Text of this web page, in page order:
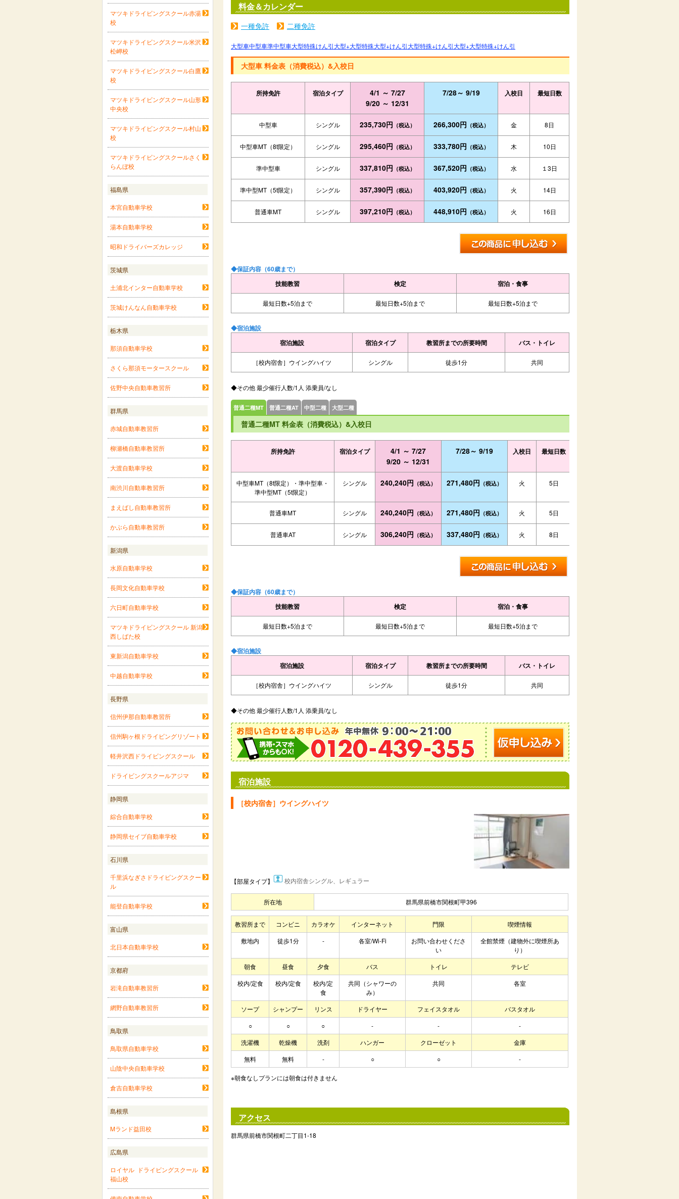
料金＆カレンダー
一種免許 二種免許
大型車中型車準中型車大型特殊けん引大型+大型特殊大型+けん引大型特殊+けん引大型+大型特殊+けん引
大型車 料金表（消費税込）&入校日
所持免許 宿泊タイプ
4/1 ～ 7/27
9/20 ～ 12/31
7/28～ 9/19 入校日 最短日数
中型車 シングル 235,730円 （税込） 266,300円 （税込） 金 8日
中型車MT（8t限定） シングル 295,460円 （税込） 333,780円 （税込） 木 10日
準中型車 シングル 337,810円 （税込） 367,520円 （税込） 水 １3日
準中型MT（5t限定） シングル 357,390円 （税込） 403,920円 （税込） 火 14日
普通車MT シングル 397,210円 （税込） 448,910円 （税込） 火 16日
◆保証内容（60歳まで）
技能教習
検定 宿泊・食事
最短日数+5泊まで 最短日数+5泊まで 最短日数+5泊まで
◆宿泊施設
宿泊施設
宿泊タイプ 教習所までの所要時間 バス・トイレ
［校内宿舎］ウイングハイツ シングル 徒歩1分 共同
◆その他 最少催行人数/1人 添乗員/なし
普通二種MT 普通二種AT 中型二種 大型二種
普通二種MT 料金表（消費税込）&入校日
所持免許 宿泊タイプ
4/1 ～ 7/27
9/20 ～ 12/31
7/28～ 9/19 入校日 最短日数
中型車MT（8t限定）・準中型車・
準中型MT（5t限定）
シングル 240,240円 （税込） 271,480円 （税込） 火 5日
普通車MT シングル 240,240円 （税込） 271,480円 （税込） 火 5日
普通車AT シングル 306,240円 （税込） 337,480円 （税込） 火 8日
◆保証内容（60歳まで）
技能教習
検定 宿泊・食事
最短日数+5泊まで 最短日数+5泊まで 最短日数+5泊まで
◆宿泊施設
宿泊施設
宿泊タイプ 教習所までの所要時間 バス・トイレ
［校内宿舎］ウイングハイツ シングル 徒歩1分 共同
◆その他 最少催行人数/1人 添乗員/なし
宿泊施設
［校内宿舎］ウイングハイツ
【部屋タイプ】 校内宿舎シングル、レギュラー
所在地 群馬県前橋市関根町甲396
教習所まで コンビニ カラオケ インターネット 門限
喫煙情報
敷地内
徒歩1分 - 各室/Wi-Fi
お問い合わせくださ
い
全館禁煙（建物外に喫煙所あ
り）
朝食
昼食 夕食 バス トイレ
テレビ
校内/定食
校内/定食
校内/定
食
共同（シャワーの
み）
共同 各室
ソープ シャンプー リンス ドライヤー フェイスタオル
バスタオル
○
○ ○ - -
-
洗濯機
乾燥機 洗剤 ハンガー クローゼット
金庫
無料
無料 - ○ ○ -
※朝食なしプランには朝食は付きません
アクセス
群馬県前橋市関根町二丁目1-18
マツキドライビングスクール赤湯
校
マツキドライビングスクール米沢
松岬校
マツキドライビングスクール白鷹
校
マツキドライビングスクール山形
中央校
マツキドライビングスクール村山
校
マツキドライビングスクールさく
らんぼ校
福島県
本宮自動車学校
湯本自動車学校
昭和ドライバーズカレッジ
茨城県
土浦北インター自動車学校
茨城けんなん自動車学校
栃木県
那須自動車学校
さくら那須モータースクール
佐野中央自動車教習所
群馬県
赤城自動車教習所
柳瀬橋自動車教習所
大渡自動車学校
南渋川自動車教習所
まえばし自動車教習所
かぶら自動車教習所
新潟県
水原自動車学校
長岡文化自動車学校
六日町自動車学校
マツキドライビングスクール 新潟
西しばた校
東新潟自動車学校
中越自動車学校
長野県
信州伊那自動車教習所
信州駒ヶ根ドライビングリゾート
軽井沢西ドライビングスクール
ドライビングスクールアジマ
静岡県
綜合自動車学校
静岡県セイブ自動車学校
石川県
千里浜なぎさドライビングスクー
ル
能登自動車学校
富山県
北日本自動車学校
京都府
岩滝自動車教習所
網野自動車教習所
鳥取県
鳥取県自動車学校
山陰中央自動車学校
倉吉自動車学校
島根県
Mランド益田校
広島県
ロイヤル ドライビングスクール
福山校